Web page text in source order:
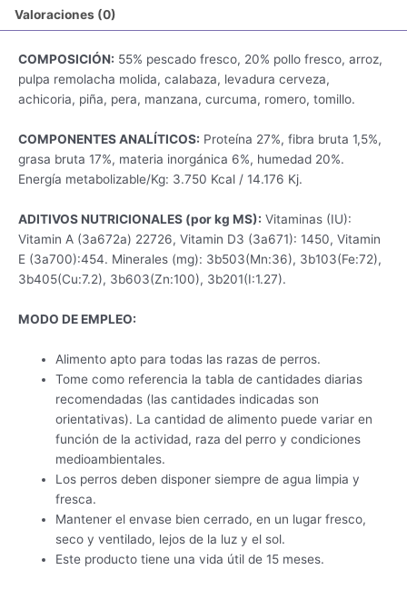
Valoraciones (0)
COMPOSICIÓN: 55% pescado fresco, 20% pollo fresco, arroz,
pulpa remolacha molida, calabaza, levadura cerveza,
achicoria, piña, pera, manzana, curcuma, romero, tomillo.
COMPONENTES ANALÍTICOS: Proteína 27%, fibra bruta 1,5%,
grasa bruta 17%, materia inorgánica 6%, humedad 20%.
Energía metabolizable/Kg: 3.750 Kcal / 14.176 Kj.
ADITIVOS NUTRICIONALES (por kg MS): Vitaminas (IU):
Vitamin A (3a672a) 22726, Vitamin D3 (3a671): 1450, Vitamin
E (3a700):454. Minerales (mg): 3b503(Mn:36), 3b103(Fe:72),
3b405(Cu:7.2), 3b603(Zn:100), 3b201(I:1.27).
MODO DE EMPLEO:
Alimento apto para todas las razas de perros.
Tome como referencia la tabla de cantidades diarias
recomendadas (las cantidades indicadas son
orientativas). La cantidad de alimento puede variar en
función de la actividad, raza del perro y condiciones
medioambientales.
Los perros deben disponer siempre de agua limpia y
fresca.
Mantener el envase bien cerrado, en un lugar fresco,
seco y ventilado, lejos de la luz y el sol.
Este producto tiene una vida útil de 15 meses.